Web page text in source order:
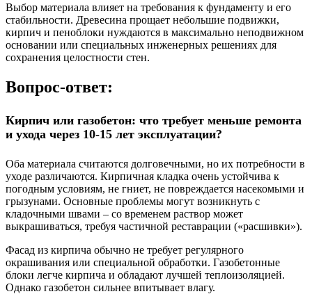
Выбор материала влияет на требования к фундаменту и его
стабильности. Древесина прощает небольшие подвижки,
кирпич и пеноблоки нуждаются в максимально неподвижном
основании или специальных инженерных решениях для
сохранения целостности стен.
Вопрос-ответ:
Кирпич или газобетон: что требует меньше ремонта
и ухода через 10-15 лет эксплуатации?
Оба материала считаются долговечными, но их потребности в
уходе различаются. Кирпичная кладка очень устойчива к
погодным условиям, не гниет, не повреждается насекомыми и
грызунами. Основные проблемы могут возникнуть с
кладочными швами – со временем раствор может
выкрашиваться, требуя частичной реставрации («расшивки»).
Фасад из кирпича обычно не требует регулярного
окрашивания или специальной обработки. Газобетонные
блоки легче кирпича и обладают лучшей теплоизоляцией.
Однако газобетон сильнее впитывает влагу.